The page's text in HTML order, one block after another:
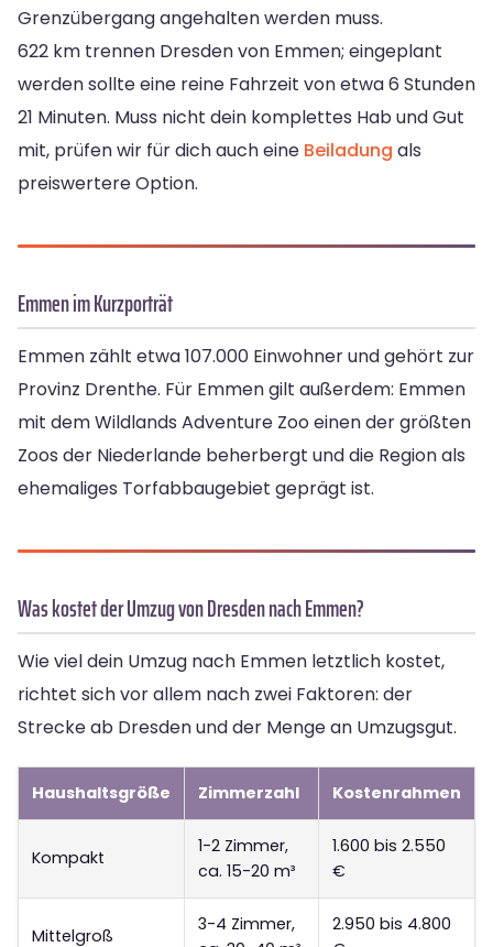
Grenzübergang angehalten werden muss.
622 km trennen Dresden von Emmen; eingeplant
werden sollte eine reine Fahrzeit von etwa 6 Stunden
21 Minuten. Muss nicht dein komplettes Hab und Gut
mit, prüfen wir für dich auch eine Beiladung als
preiswertere Option.
Emmen im Kurzporträt
Emmen zählt etwa 107.000 Einwohner und gehört zur
Provinz Drenthe. Für Emmen gilt außerdem: Emmen
mit dem Wildlands Adventure Zoo einen der größten
Zoos der Niederlande beherbergt und die Region als
ehemaliges Torfabbaugebiet geprägt ist.
Was kostet der Umzug von Dresden nach Emmen?
Wie viel dein Umzug nach Emmen letztlich kostet,
richtet sich vor allem nach zwei Faktoren: der
Strecke ab Dresden und der Menge an Umzugsgut.
Haushaltsgröße Zimmerzahl Kostenrahmen
Kompakt
1-2 Zimmer,
ca. 15-20 m³
1.600 bis 2.550
€
Mittelgroß
3-4 Zimmer,
2.950 bis 4.800